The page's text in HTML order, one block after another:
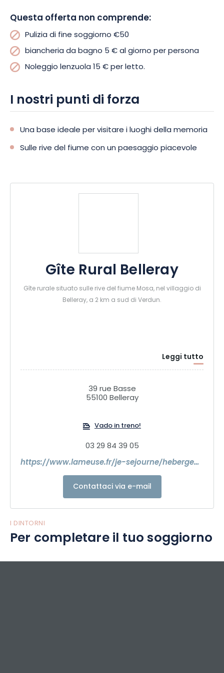
Questa offerta non comprende:
Pulizia di fine soggiorno €50
biancheria da bagno 5 € al giorno per persona
Noleggio lenzuola 15 € per letto.
I nostri punti di forza
Una base ideale per visitare i luoghi della memoria
Sulle rive del fiume con un paesaggio piacevole
Gîte Rural Belleray
Gîte rurale situato sulle rive del fiume Mosa, nel villaggio di
Belleray, a 2 km a sud di Verdun.
Leggi tutto
39 rue Basse
55100 Belleray
Vado in treno!
03 29 84 39 05
https://www.lameuse.fr/je-sejourne/hebergements-meuse/location-de-vacances/p/gite-de-belleray-belleray
Contattaci via e-mail
I DINTORNI
Per completare il tuo soggiorno